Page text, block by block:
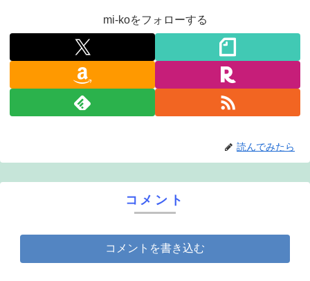
mi-koをフォローする
読んでみたら
コメント
コメントを書き込む